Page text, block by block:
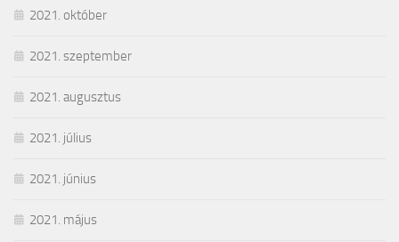
2021. október
2021. szeptember
2021. augusztus
2021. július
2021. június
2021. május